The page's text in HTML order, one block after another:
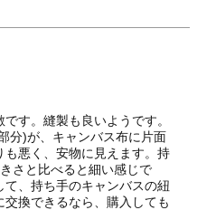
す。縫製も良いようです。
分)が、キャンバス布に片面
悪く、安物に見えます。持
さと比べると細い感じで
、持ち手のキャンバスの紐
換できるなら、購入しても